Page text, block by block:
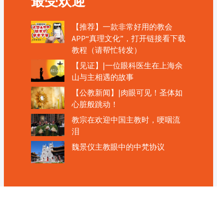
【推荐】一款非常好用的教会
APP“真理文化”，打开链接看下载
教程（请帮忙转发）
【见证】|一位眼科医生在上海佘
山与主相遇的故事
【公教新闻】|肉眼可见！圣体如
心脏般跳动！
教宗在欢迎中国主教时，哽咽流
泪
魏景仪主教眼中的中梵协议